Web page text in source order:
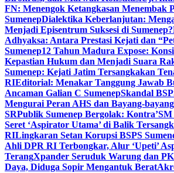
FN: Menengok Ketangkasan Menembak
SumenepDialektika Keberlanjutan:
Menjadi Episentrum Suksesi di Sumenep?
Adhyaksa: Antara Prestasi Kejati dan
Sumenep12 Tahun Madura Expose:
Kepastian Hukum dan Menjadi Suara
Sumenep: Kejati Jatim Tersangkakan
RIEditorial: Menakar Tanggung Jawab
Ancaman Galian C SumenepSkandal
Mengurai Peran AHS dan Bayang-
SRPublik Sumenep Bergolak:
Seret ‘Aspirator Utama’ di Balik
RILingkaran Setan Korupsi BSPS
Ahli DPR RI Terbongkar, Alur ‘Upeti’
TerangXpander Seruduk Warung dan
Daya, Diduga Sopir Mengantuk Berat